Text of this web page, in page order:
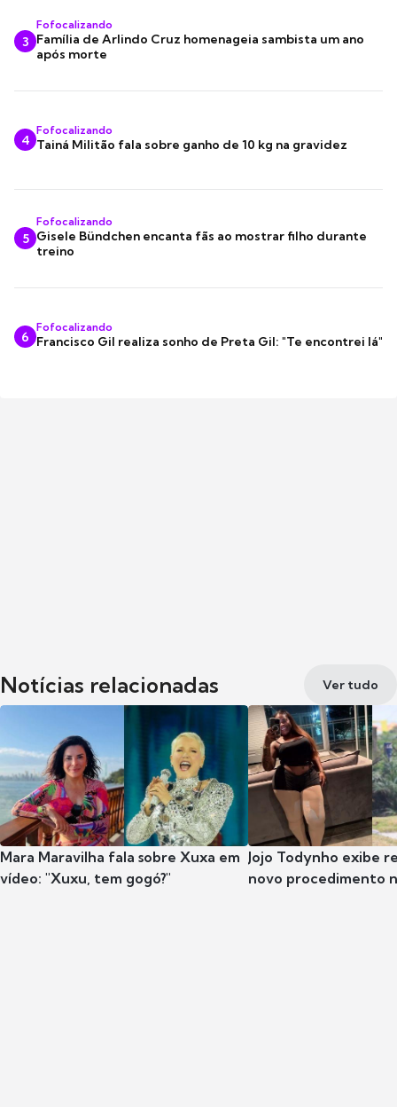
3
Fofocalizando
Família de Arlindo Cruz homenageia sambista um ano
após morte
4
Fofocalizando
Tainá Militão fala sobre ganho de 10 kg na gravidez
5
Fofocalizando
Gisele Bündchen encanta fãs ao mostrar filho durante
treino
6
Fofocalizando
Francisco Gil realiza sonho de Preta Gil: "Te encontrei lá"
Notícias relacionadas Ver tudo
Mara Maravilha fala sobre Xuxa em
vídeo: "Xuxu, tem gogó?"
Jojo Todynho exibe
novo procedimento